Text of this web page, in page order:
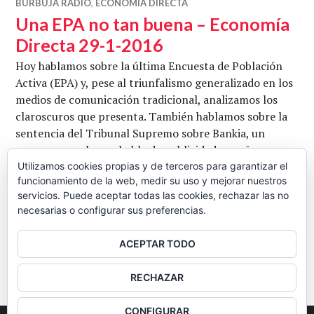
BURBUJA RADIO, ECONOMÍA DIRECTA
Una EPA no tan buena – Economía
Directa 29-1-2016
Hoy hablamos sobre la última Encuesta de Población
Activa (EPA) y, pese al triunfalismo generalizado en los
medios de comunicación tradicional, analizamos los
claroscuros que presenta. También hablamos sobre la
sentencia del Tribunal Supremo sobre Bankia, un
severo varapalo que habla de publicidad engañosa en
los folletos comerciales y situación contable poco
creíble; la situación de las bolsas durante los últimos
días y, por último, …Seguir leyendoUna EPA no tan
BARRA
LATERAL
Utilizamos cookies propias y de terceros para garantizar el
funcionamiento de la web, medir su uso y mejorar nuestros
servicios. Puede aceptar todas las cookies, rechazar las no
necesarias o configurar sus preferencias.
ACEPTAR TODO
RECHAZAR
CONFIGURAR